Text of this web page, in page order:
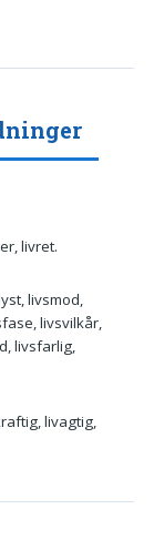
livret.
livsmod,
livsvilkår,
livsfarlig,
livagtig,